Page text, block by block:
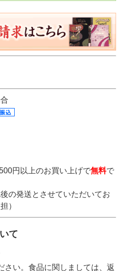
円以上のお買い上げで無料で
の発送とさせていただいてお
）
て
さい。食品に関しましては、返